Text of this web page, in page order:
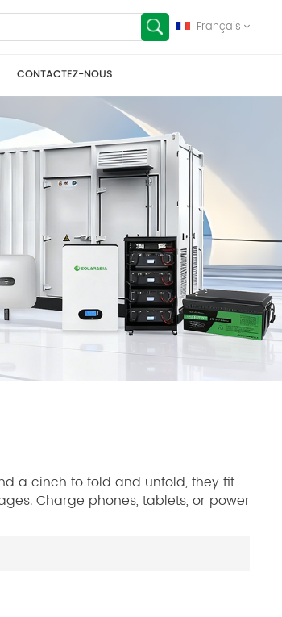
Français
English
français
Deutsch
español
العربية
CONTACTEZ-NOUS
a cinch to fold and unfold, they fit
Charge phones, tablets, or power